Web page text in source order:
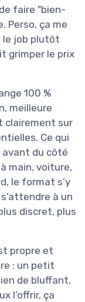
faire "bien-
Perso, ça me
le job plutôt
grimper le prix
100 %
meilleure
clairement sur
Ce qui
avant du côté
main, voiture,
le format s’y
à un
discret, plus
propre et
: un petit
de bluffant,
l’offrir, ça